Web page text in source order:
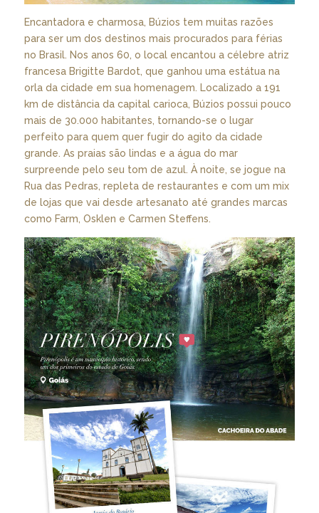
Encantadora e charmosa, Búzios tem muitas razões
para ser um dos destinos mais procurados para férias
no Brasil. Nos anos 60, o local encantou a célebre atriz
francesa Brigitte Bardot, que ganhou uma estátua na
orla da cidade em sua homenagem. Localizado a 191
km de distância da capital carioca, Búzios possui pouco
mais de 30.000 habitantes, tornando-se o lugar
perfeito para quem quer fugir do agito da cidade
grande. As praias são lindas e a água do mar
surpreende pelo seu tom de azul. À noite, se jogue na
Rua das Pedras, repleta de restaurantes e com um mix
de lojas que vai desde artesanato até grandes marcas
como Farm, Osklen e Carmen Steffens.